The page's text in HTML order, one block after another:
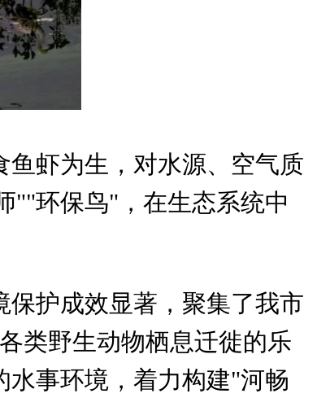
虾为生，对水源、空气质
""环保鸟"，在生态系统中
护成效显著，聚集了我市
类野生动物栖息迁徙的乐
水事环境，着力构建"河畅